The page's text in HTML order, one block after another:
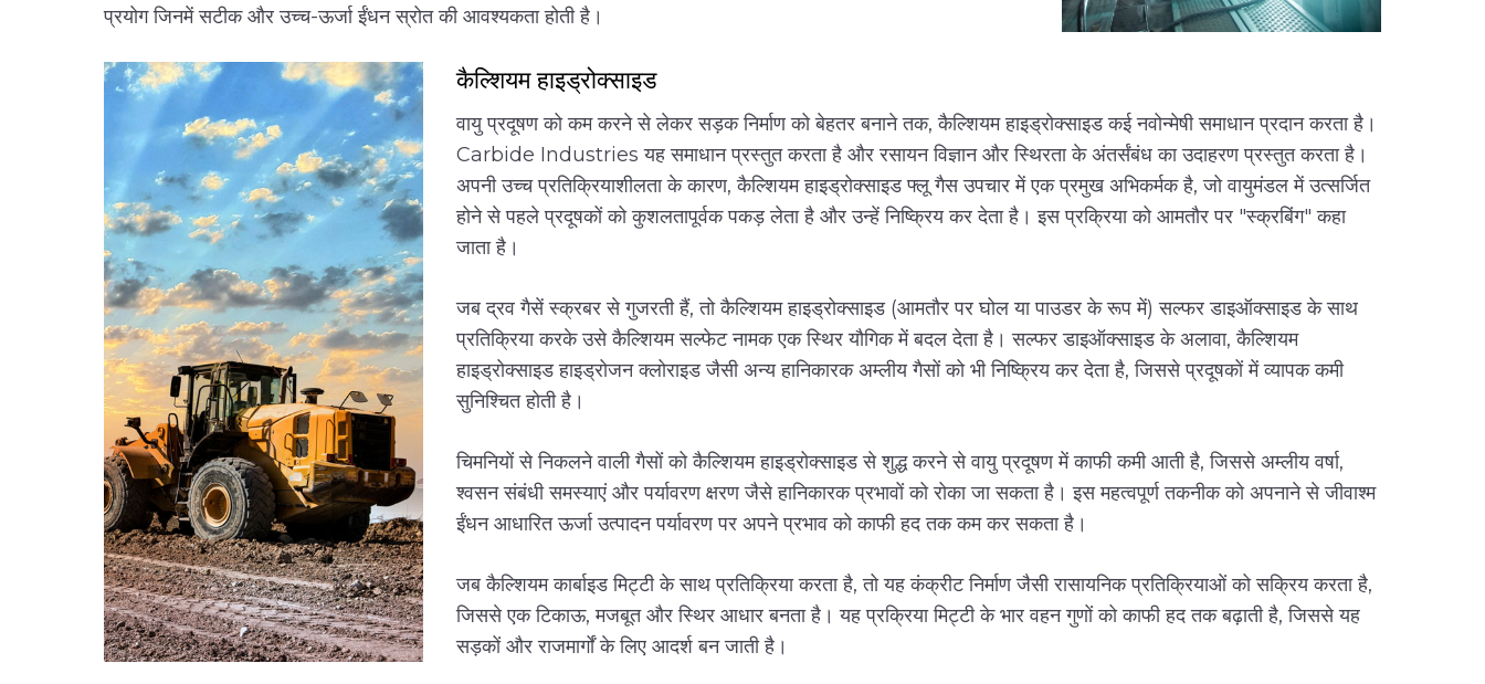
प्रयोग जिनमें सटीक और उच्च-ऊर्जा ईंधन स्रोत की आवश्यकता होती है।
कैल्शियम हाइड्रोक्साइड
वायु प्रदूषण को कम करने से लेकर सड़क निर्माण को बेहतर बनाने तक, कैल्शियम हाइड्रोक्साइड कई नवोन्मेषी समाधान प्रदान करता है।
Carbide Industries यह समाधान प्रस्तुत करता है और रसायन विज्ञान और स्थिरता के अंतर्संबंध का उदाहरण प्रस्तुत करता है।
अपनी उच्च प्रतिक्रियाशीलता के कारण, कैल्शियम हाइड्रोक्साइड फ्लू गैस उपचार में एक प्रमुख अभिकर्मक है, जो वायुमंडल में उत्सर्जित
होने से पहले प्रदूषकों को कुशलतापूर्वक पकड़ लेता है और उन्हें निष्क्रिय कर देता है। इस प्रक्रिया को आमतौर पर "स्क्रबिंग" कहा
जाता है।
जब द्रव गैसें स्क्रबर से गुजरती हैं, तो कैल्शियम हाइड्रोक्साइड (आमतौर पर घोल या पाउडर के रूप में) सल्फर डाइऑक्साइड के साथ
प्रतिक्रिया करके उसे कैल्शियम सल्फेट नामक एक स्थिर यौगिक में बदल देता है। सल्फर डाइऑक्साइड के अलावा, कैल्शियम
हाइड्रोक्साइड हाइड्रोजन क्लोराइड जैसी अन्य हानिकारक अम्लीय गैसों को भी निष्क्रिय कर देता है, जिससे प्रदूषकों में व्यापक कमी
सुनिश्चित होती है।
चिमनियों से निकलने वाली गैसों को कैल्शियम हाइड्रोक्साइड से शुद्ध करने से वायु प्रदूषण में काफी कमी आती है, जिससे अम्लीय वर्षा,
श्वसन संबंधी समस्याएं और पर्यावरण क्षरण जैसे हानिकारक प्रभावों को रोका जा सकता है। इस महत्वपूर्ण तकनीक को अपनाने से जीवाश्म
ईंधन आधारित ऊर्जा उत्पादन पर्यावरण पर अपने प्रभाव को काफी हद तक कम कर सकता है।
जब कैल्शियम कार्बाइड मिट्टी के साथ प्रतिक्रिया करता है, तो यह कंक्रीट निर्माण जैसी रासायनिक प्रतिक्रियाओं को सक्रिय करता है,
जिससे एक टिकाऊ, मजबूत और स्थिर आधार बनता है। यह प्रक्रिया मिट्टी के भार वहन गुणों को काफी हद तक बढ़ाती है, जिससे यह
सड़कों और राजमार्गों के लिए आदर्श बन जाती है।